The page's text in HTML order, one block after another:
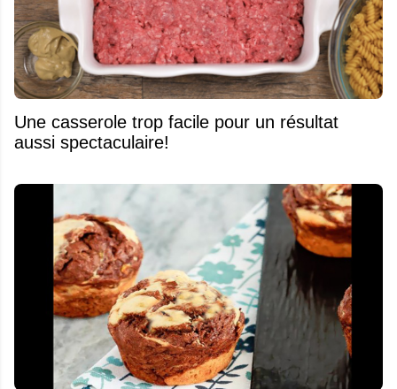
Une casserole trop facile pour un résultat
aussi spectaculaire!